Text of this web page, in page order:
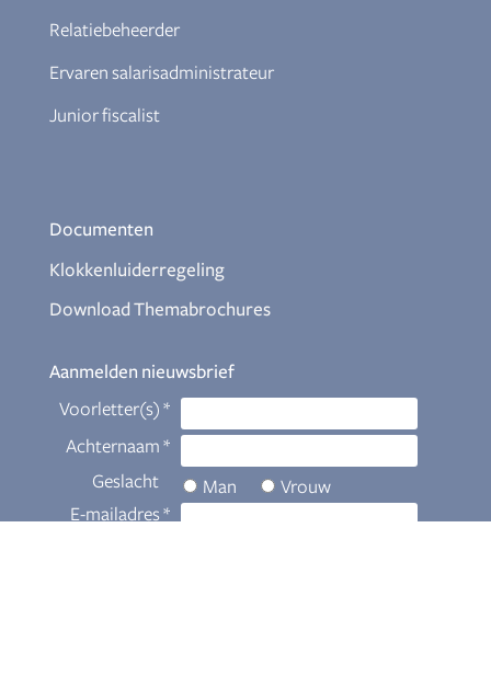
Relatiebeheerder
Ervaren salarisadministrateur
Junior fiscalist
Documenten
Klokkenluiderregeling
Download Themabrochures
Aanmelden nieuwsbrief